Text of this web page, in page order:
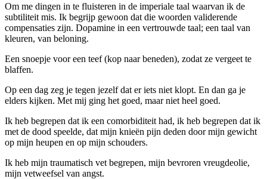
Om me dingen in te fluisteren in de imperiale taal waarvan ik de
subtiliteit mis. Ik begrijp gewoon dat die woorden validerende
compensaties zijn. Dopamine in een vertrouwde taal; een taal van
kleuren, van beloning.
Een snoepje voor een teef (kop naar beneden), zodat ze vergeet te
blaffen.
Op een dag zeg je tegen jezelf dat er iets niet klopt. En dan ga je
elders kijken. Met mij ging het goed, maar niet heel goed.
Ik heb begrepen dat ik een comorbiditeit had, ik heb begrepen dat ik
met de dood speelde, dat mijn knieën pijn deden door mijn gewicht
op mijn heupen en op mijn schouders.
Ik heb mijn traumatisch vet begrepen, mijn bevroren vreugdeolie,
mijn vetweefsel van angst.